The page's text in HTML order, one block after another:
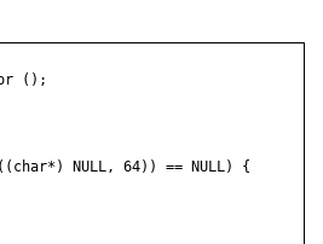
();
NULL, 64)) == NULL) {